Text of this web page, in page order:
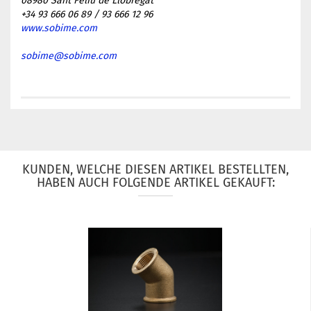
+34 93 666 06 89 / 93 666 12 96
www.sobime.com
sobime@sobime.com
KUNDEN, WELCHE DIESEN ARTIKEL BESTELLTEN,
HABEN AUCH FOLGENDE ARTIKEL GEKAUFT: